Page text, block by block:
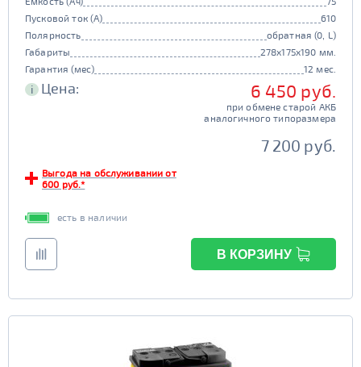
Пусковой ток (А)
610
Полярность
обратная (0, L)
Габариты
278x175x190 мм.
Гарантия (мес)
12 мес.
i Цена: 6 450 руб.
при обмене старой АКБ
аналогичного типоразмера
7 200 руб.
Выгода на обслуживании от
600 руб.*
есть в наличии
В КОРЗИНУ